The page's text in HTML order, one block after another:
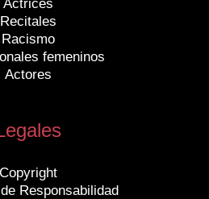
Actrices
Recitales
Racismo
femeninos
Actores
Copyright
Responsabilidad